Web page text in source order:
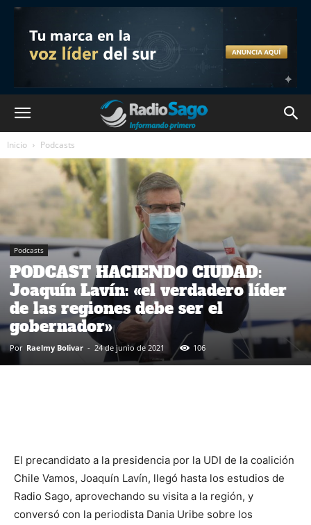
Inicio Podcasts
Podcasts
PODCAST HACIENDO CIUDAD:
Joaquín Lavín: «el verdadero líder
de las regiones debe ser el
gobernador»
Por Raelmy Bolivar - 24 de junio de 2021 106
El precandidato a la presidencia por la UDI de la coalición
Chile Vamos, Joaquín Lavín, llegó hasta los estudios de
Radio Sago, aprovechando su visita a la región, y
conversó con la periodista Dania Uribe sobre los